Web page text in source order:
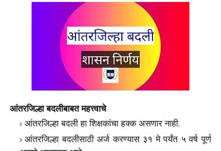
आंतरजिल्हा बदलीबाबत महत्त्वाचे
आंतरजिल्हा बदली हा शिक्षकांचा हक्क असणार नाही.
आंतरजिल्हा बदलीसाठी अर्ज करण्यास ३१ मे पर्यंत ५ वर्ष पूर्ण